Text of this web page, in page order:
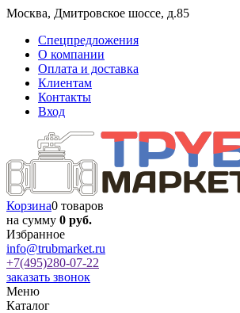
Москва, Дмитровское шоссе, д.85
Спецпредложения
О компании
Оплата и доставка
Клиентам
Контакты
Вход
Корзина0 товаров
на сумму 0 руб.
Избранное
info@trubmarket.ru
+7(495)280-07-22
заказать звонок
Меню
Каталог